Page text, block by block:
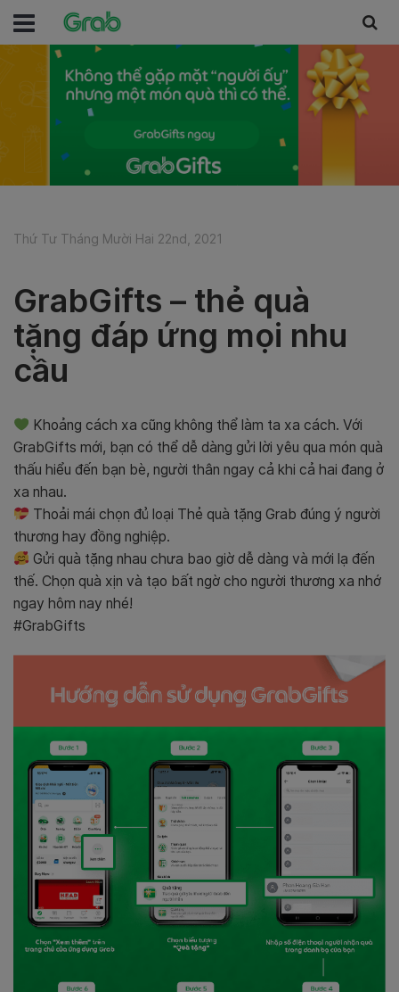
Thứ Tư Tháng Mười Hai 22nd, 2021
GrabGifts – thẻ quà
tặng đáp ứng mọi nhu
cầu
Khoảng cách xa cũng không thể làm ta xa cách. Với
GrabGifts mới, bạn có thể dễ dàng gửi lời yêu qua món quà
thấu hiểu đến bạn bè, người thân ngay cả khi cả hai đang ở
xa nhau.
Thoải mái chọn đủ loại Thẻ quà tặng Grab đúng ý người
thương hay đồng nghiệp.
Gửi quà tặng nhau chưa bao giờ dễ dàng và mới lạ đến
thế. Chọn quà xịn và tạo bất ngờ cho người thương xa nhớ
ngay hôm nay nhé!
#GrabGifts